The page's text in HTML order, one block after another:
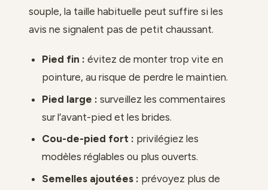
souple, la taille habituelle peut suffire si les
avis ne signalent pas de petit chaussant.
Pied fin : évitez de monter trop vite en
pointure, au risque de perdre le maintien.
Pied large : surveillez les commentaires
sur l’avant-pied et les brides.
Cou-de-pied fort : privilégiez les
modèles réglables ou plus ouverts.
Semelles ajoutées : prévoyez plus de